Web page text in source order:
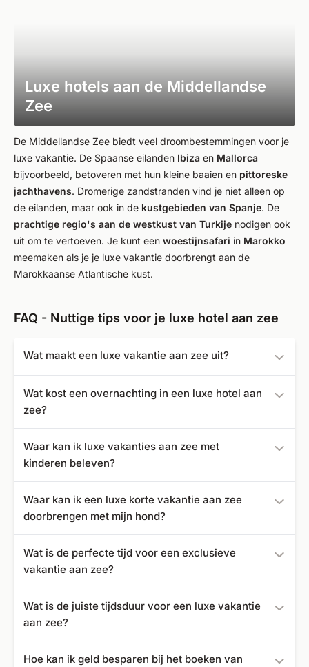
Luxe hotels aan de Middellandse
Zee
De Middellandse Zee biedt veel droombestemmingen voor je
luxe vakantie. De Spaanse eilanden Ibiza en Mallorca
bijvoorbeeld, betoveren met hun kleine baaien en pittoreske
jachthavens. Dromerige zandstranden vind je niet alleen op
de eilanden, maar ook in de kustgebieden van Spanje. De
prachtige regio's aan de westkust van Turkije nodigen ook
uit om te vertoeven. Je kunt een woestijnsafari in Marokko
meemaken als je je luxe vakantie doorbrengt aan de
Marokkaanse Atlantische kust.
FAQ - Nuttige tips voor je luxe hotel aan zee
Wat maakt een luxe vakantie aan zee uit?
Ayurveda, evenals sportieve activiteiten, kunnen ideaal
worden gecombineerd met een luxe vakantie aan zee.
Wat kost een overnachting in een luxe hotel aan
zee?
zee vanaf {minPrijs}.
Waar kan ik luxe vakanties aan zee met
kinderen beleven?
Spanje, Turkije en op de Malediven, zodat je luxe als
gezin kunt ervaren.
Waar kan ik een luxe korte vakantie aan zee
doorbrengen met mijn hond?
Ibiza die hun deuren openen voor je trouwe viervoeter.
Wat is de perfecte tijd voor een exclusieve
vakantie aan zee?
augustus ideaal voor je luxe vakantie aan zee. Naar de
Middellandse Zee kun je reizen tussen Pasen en oktober
en naar de Indische Oceaan het liefst van mei tot oktober.
Wat is de juiste tijdsduur voor een luxe vakantie
aan zee?
Hoe kan ik geld besparen bij het boeken van